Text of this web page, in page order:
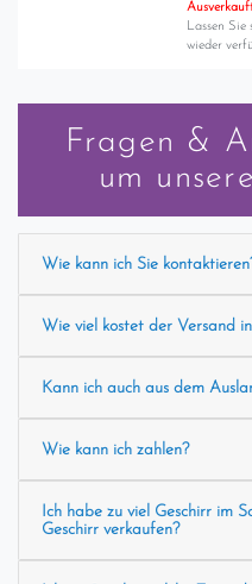
Lassen
wieder
Fragen &
um
Wie kann ich Sie
Wie viel kostet der Versand
Kann ich auch aus dem
Wie kann ich zahlen?
Ich habe zu viel Geschirr im
Geschirr verkaufen?